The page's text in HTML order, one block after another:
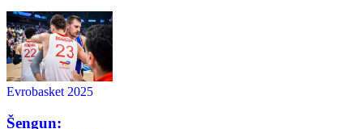
Evrobasket 2025
Šengun: